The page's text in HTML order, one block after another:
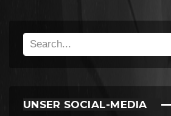
UNSER SOCIAL-MEDIA